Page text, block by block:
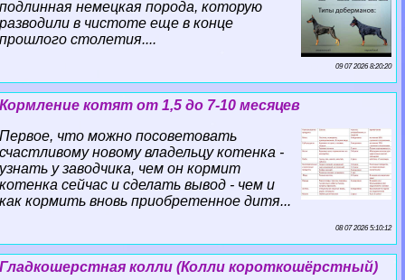
подлинная немецкая порода, которую
разводили в чистоте еще в конце
прошлого столетия....
09 07 2026 8:20:20
Кормление котят от 1,5 до 7-10 месяцев
Первое, что можно посоветовать
счастливому новому владельцу котенка -
узнать у заводчика, чем он кормит
котенка сейчас и сделать вывод - чем и
как кормить вновь приобретенное дитя...
08 07 2026 5:10:12
Гладкошерстная колли (Колли короткошёрстный)